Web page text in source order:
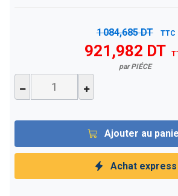
1 084,685 DT TTC
921,982 DT
par PIÉCE
Ajouter au
Achat express